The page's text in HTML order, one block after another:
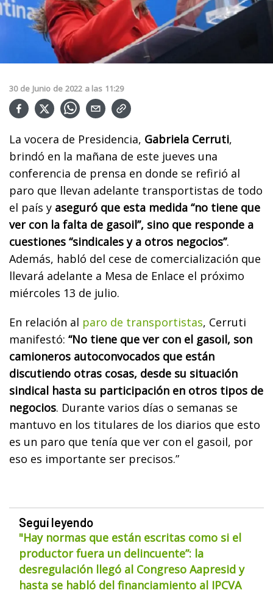
30 de Junio de 2022 a las 11:29
La vocera de Presidencia, Gabriela Cerruti,
brindó en la mañana de este jueves una
conferencia de prensa en donde se refirió al
paro que llevan adelante transportistas de todo
el país y aseguró que esta medida “no tiene que
ver con la falta de gasoil”, sino que responde a
cuestiones “sindicales y a otros negocios”.
Además, habló del cese de comercialización que
llevará adelante a Mesa de Enlace el próximo
miércoles 13 de julio.
En relación al paro de transportistas, Cerruti
manifestó: “No tiene que ver con el gasoil, son
camioneros autoconvocados que están
discutiendo otras cosas, desde su situación
sindical hasta su participación en otros tipos de
negocios. Durante varios días o semanas se
mantuvo en los titulares de los diarios que esto
es un paro que tenía que ver con el gasoil, por
eso es importante ser precisos.”
Seguí leyendo
"Hay normas que están escritas como si el
productor fuera un delincuente”: la
desregulación llegó al Congreso Aapresid y
hasta se habló del financiamiento al IPCVA